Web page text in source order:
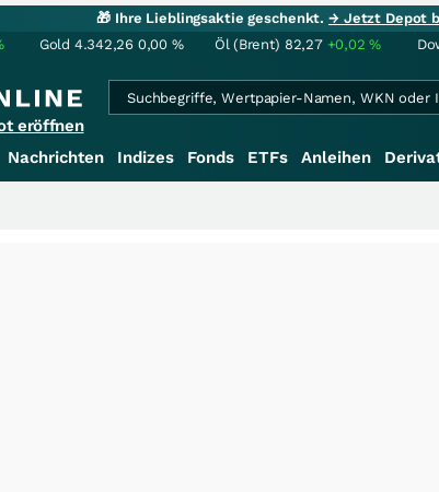
🎁 Ihre Lieblingsaktie geschenkt.→ Jetzt Depot
Gold 4.342,26 0,00 % Öl (Brent) 82,27 +0,02%
eröffnen
Nachrichten Indizes Fonds ETFs Anleihen